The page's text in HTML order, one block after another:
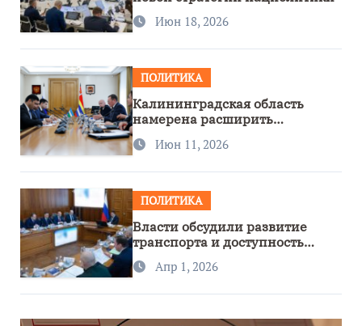
Июн 18, 2026
ПОЛИТИКА
Калининградская область
намерена расширить
сотрудничество с Узбекистаном
Июн 11, 2026
ПОЛИТИКА
Власти обсудили развитие
транспорта и доступность
региона
Апр 1, 2026